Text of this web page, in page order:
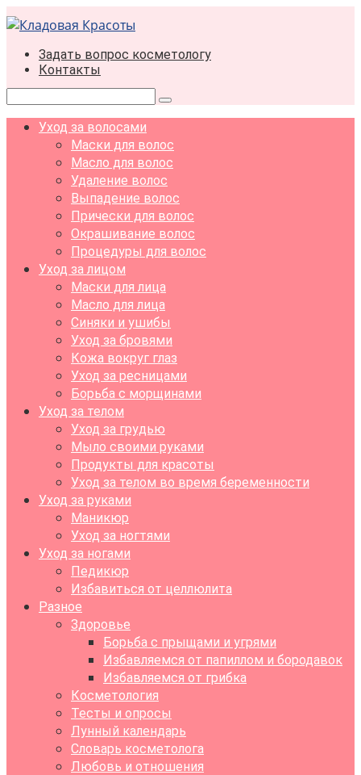
Перейти
к
контентуЗадать вопрос косметологу
Контакты
Поиск:
Уход за волосами
Маски для волос
Масло для волос
Удаление волос
Выпадение волос
Прически для волос
Окрашивание волос
Процедуры для волос
Уход за лицом
Маски для лица
Масло для лица
Синяки и ушибы
Уход за бровями
Кожа вокруг глаз
Уход за ресницами
Борьба с морщинами
Уход за телом
Уход за грудью
Мыло своими руками
Продукты для красоты
Уход за телом во время беременности
Уход за руками
Маникюр
Уход за ногтями
Уход за ногами
Педикюр
Избавиться от целлюлита
Разное
Здоровье
Борьба с прыщами и угрями
Избавляемся от папиллом и бородавок
Избавляемся от грибка
Косметология
Тесты и опросы
Лунный календарь
Словарь косметолога
Любовь и отношения